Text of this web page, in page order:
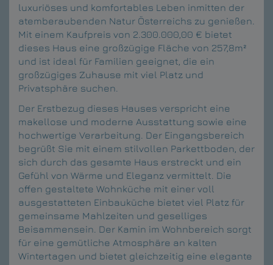
luxuriöses und komfortables Leben inmitten der
atemberaubenden Natur Österreichs zu genießen.
Mit einem Kaufpreis von 2.300.000,00 € bietet
dieses Haus eine großzügige Fläche von 257,8m²
und ist ideal für Familien geeignet, die ein
großzügiges Zuhause mit viel Platz und
Privatsphäre suchen.
Der Erstbezug dieses Hauses verspricht eine
makellose und moderne Ausstattung sowie eine
hochwertige Verarbeitung. Der Eingangsbereich
begrüßt Sie mit einem stilvollen Parkettboden, der
sich durch das gesamte Haus erstreckt und ein
Gefühl von Wärme und Eleganz vermittelt. Die
offen gestaltete Wohnküche mit einer voll
ausgestatteten Einbauküche bietet viel Platz für
gemeinsame Mahlzeiten und geselliges
Beisammensein. Der Kamin im Wohnbereich sorgt
für eine gemütliche Atmosphäre an kalten
Wintertagen und bietet gleichzeitig eine elegante